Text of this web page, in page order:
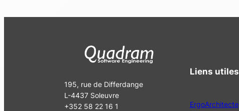
195, rue de Differdange
L-4437 Soleuvre
+352 58 22 16 1
Liens utiles
ErgoArchitecte